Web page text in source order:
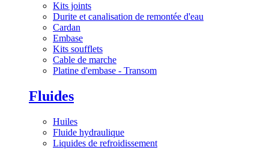
Kits joints
Durite et canalisation de remontée d'eau
Cardan
Embase
Kits soufflets
Cable de marche
Platine d'embase - Transom
Fluides
Huiles
Fluide hydraulique
Liquides de refroidissement